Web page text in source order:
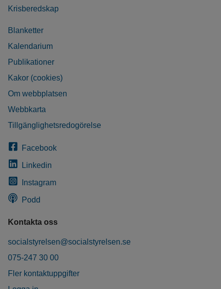
Krisberedskap
Blanketter
Kalendarium
Publikationer
Kakor (cookies)
Om webbplatsen
Webbkarta
Tillgänglighetsredogörelse
Facebook
Linkedin
Instagram
Podd
Kontakta oss
socialstyrelsen@socialstyrelsen.se
075-247 30 00
Fler kontaktuppgifter